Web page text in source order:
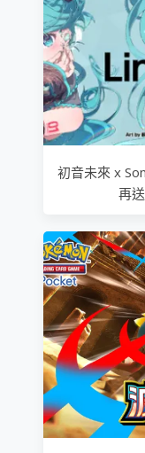
初音未來 x
再